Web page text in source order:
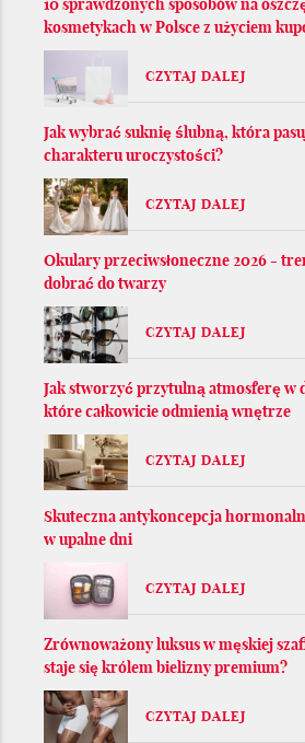
10 sprawdzonych sposobów na
kosmetykach w Polsce z użyciem
CZYTAJ DALEJ
Jak wybrać suknię ślubną, która
charakteru uroczystości?
CZYTAJ DALEJ
Okulary przeciwsłoneczne 2026 -
dobrać do twarzy
CZYTAJ DALEJ
Jak stworzyć przytulną atmosferę w
które całkowicie odmienią wnętrze
CZYTAJ DALEJ
Skuteczna antykoncepcja
w upalne dni
CZYTAJ DALEJ
Zrównoważony luksus w męskiej
staje się królem bielizny premium?
CZYTAJ DALEJ